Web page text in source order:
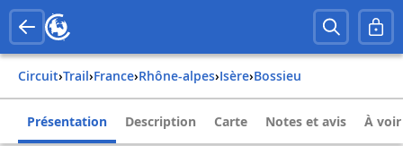
Circuit› Trail› france› rhône-alpes› isère› bossieu
Présentation Description Carte Notes et avis À